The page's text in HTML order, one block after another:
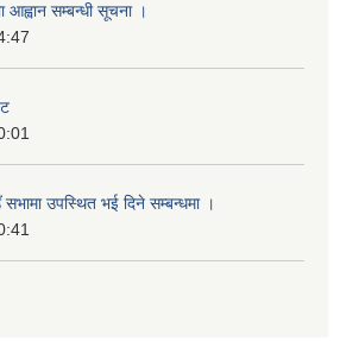
सम्बन्धी सूचना ।
उपस्थित भई दिने सम्बन्धमा ।